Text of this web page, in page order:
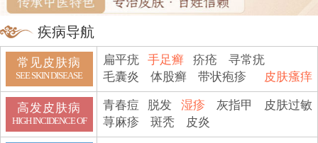
疾病导航
常见皮肤病
SEE SKIN DISEASE
扁平疣 手足癣 疥疮
寻常疣
皮肤瘙痒
毛囊炎 体股癣 带状疱疹
高发皮肤病
HIGH INCIDENCE OF
青春痘 脱发 湿疹 灰指甲
皮肤过敏
荨麻疹
斑秃 皮炎